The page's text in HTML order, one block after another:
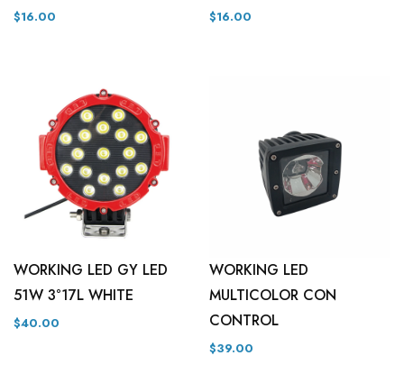
$16.00 $16.00
WORKING LED GY LED
51W 3°17L WHITE
$40.00
WORKING LED
MULTICOLOR CON
CONTROL
$39.00